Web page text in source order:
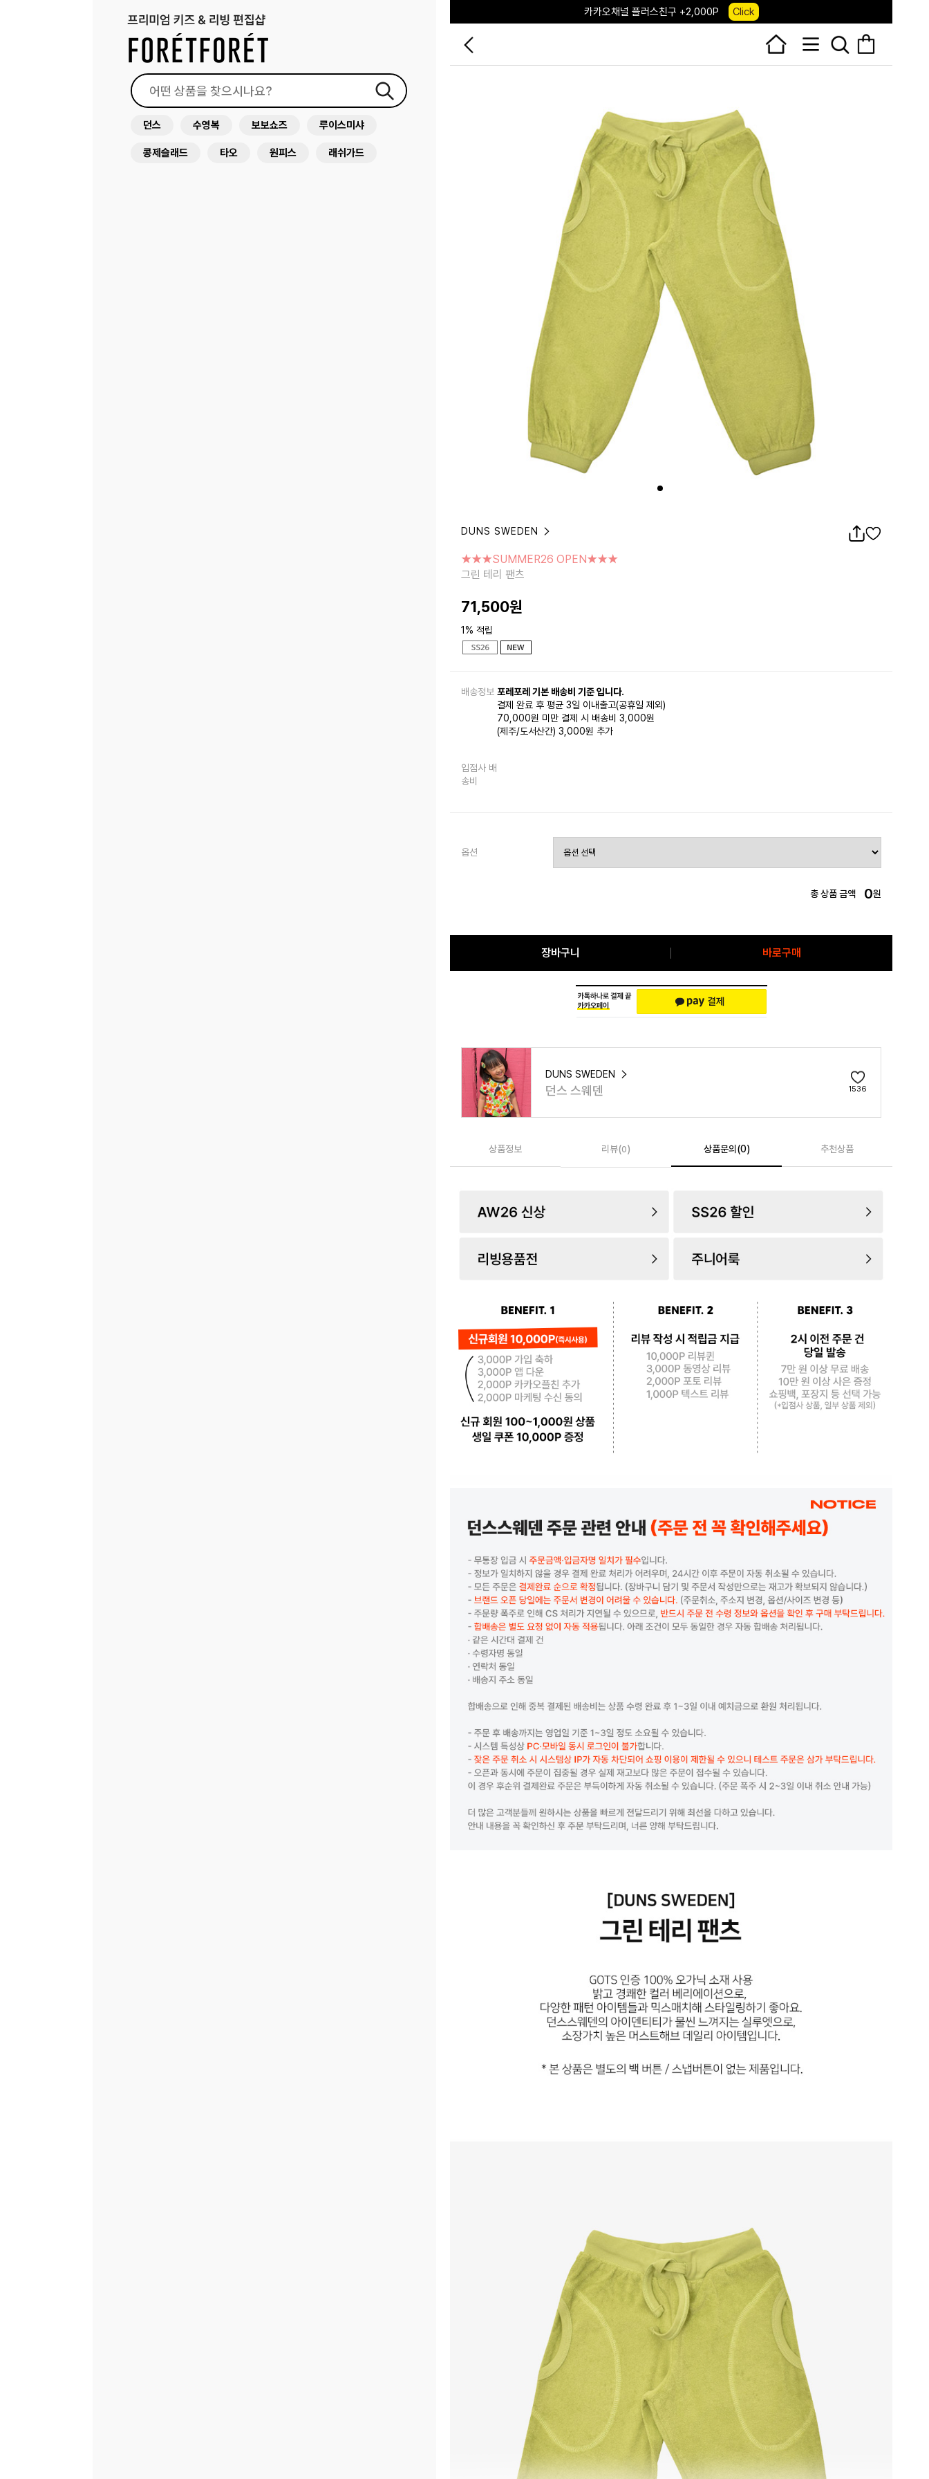
포레포레 앱 다운로드 +3,000P
Down
Click
DUNS SWEDEN
그린 테리 팬츠
★★★SUMMER26 OPEN★★★
그린 테리 팬츠
71,500원
1% 적립
배송정보 포레포레 기본 배송비 기준 입니다.
결제 완료 후 평균 3일 이내출고(공휴일 제외)
70,000원 미만 결제 시 배송비 3,000원
(제주/도서산간) 3,000원 추가
입점사 배
송비
옵션
총 상품 금액 0원
장바구니 바로구매
DUNS SWEDEN
던스 스웨덴 1536
상품정보 리뷰(0) 상품문의(0) 추천상품
던스 수영복 보보쇼즈 루이스미샤
콩제슬래드 타오 원피스 래쉬가드